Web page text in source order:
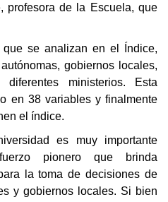
profesora de la Escuela, que
se analizan en el Índice,
gobiernos locales,
ministerios. Esta
en 38 variables y finalmente
el índice.
es muy importante
pionero que brinda
la toma de decisiones de
y gobiernos locales. Si bien